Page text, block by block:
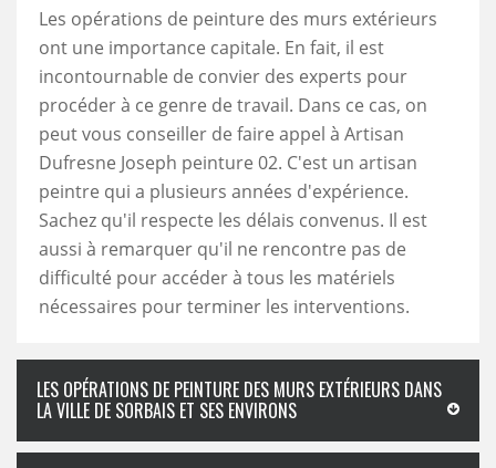
Les opérations de peinture des murs extérieurs
ont une importance capitale. En fait, il est
incontournable de convier des experts pour
procéder à ce genre de travail. Dans ce cas, on
peut vous conseiller de faire appel à Artisan
Dufresne Joseph peinture 02. C'est un artisan
peintre qui a plusieurs années d'expérience.
Sachez qu'il respecte les délais convenus. Il est
aussi à remarquer qu'il ne rencontre pas de
difficulté pour accéder à tous les matériels
nécessaires pour terminer les interventions.
LES OPÉRATIONS DE PEINTURE DES MURS EXTÉRIEURS DANS
LA VILLE DE SORBAIS ET SES ENVIRONS